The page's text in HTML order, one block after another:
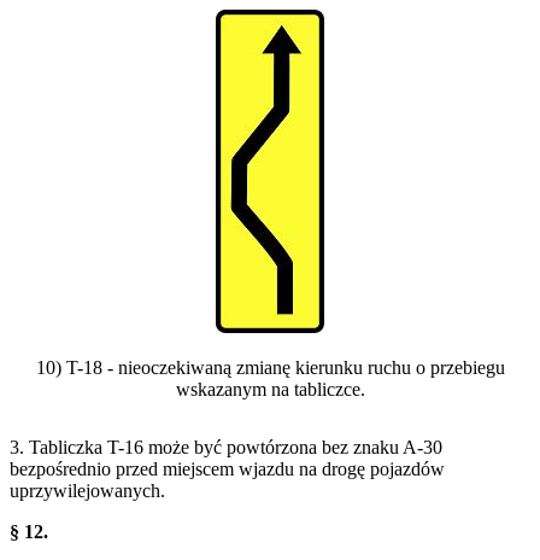
10) T-18 - nieoczekiwaną zmianę kierunku ruchu o przebiegu
wskazanym na tabliczce.
3. Tabliczka T-16 może być powtórzona bez znaku A-30
bezpośrednio przed miejscem wjazdu na drogę pojazdów
uprzywilejowanych.
§ 12.